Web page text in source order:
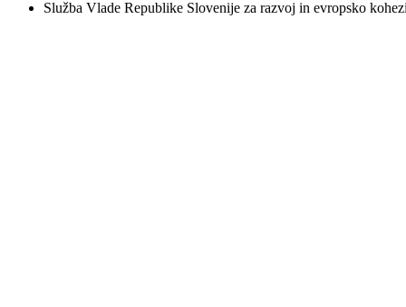
Služba Vlade Republike Slovenije za razvoj in evropsko